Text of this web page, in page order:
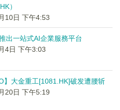
）
10日 下午4:53
出一站式AI企業服務平台
4日 下午3:03
】大金重工[1081.HK]破发遭腰斩
20日 下午5:19